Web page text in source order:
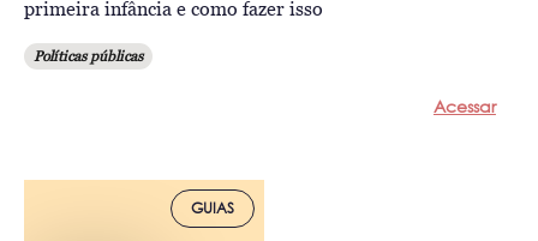
primeira infância e como fazer isso
Políticas públicas
Acessar
GUIAS